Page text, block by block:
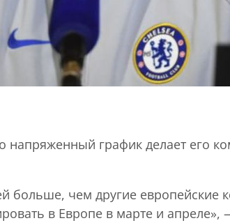
напряженный график делает его
чем другие европейские
в Европе в марте и